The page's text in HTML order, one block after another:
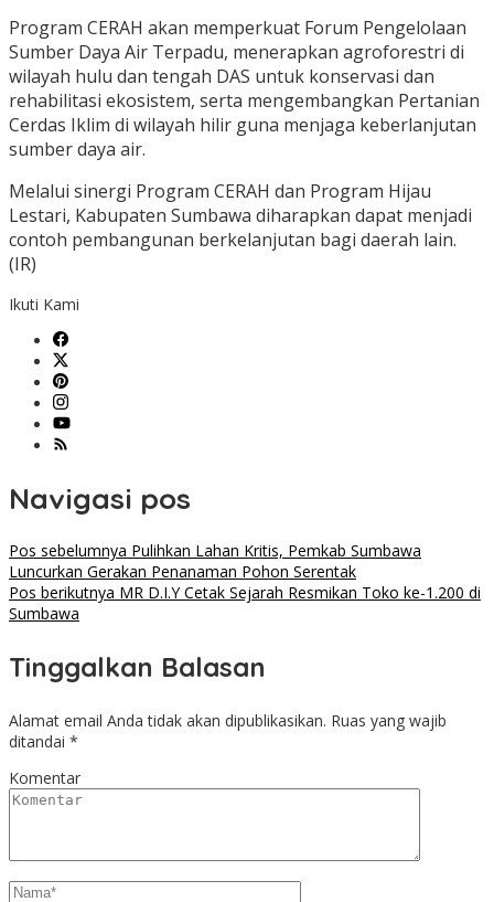
Program CERAH akan memperkuat Forum Pengelolaan
Sumber Daya Air Terpadu, menerapkan agroforestri di
wilayah hulu dan tengah DAS untuk konservasi dan
rehabilitasi ekosistem, serta mengembangkan Pertanian
Cerdas Iklim di wilayah hilir guna menjaga keberlanjutan
sumber daya air.
Melalui sinergi Program CERAH dan Program Hijau
Lestari, Kabupaten Sumbawa diharapkan dapat menjadi
contoh pembangunan berkelanjutan bagi daerah lain.
(IR)
Ikuti Kami
Navigasi pos
Pos sebelumnya Pulihkan Lahan Kritis, Pemkab Sumbawa
Luncurkan Gerakan Penanaman Pohon Serentak
Pos berikutnya MR D.I.Y Cetak Sejarah Resmikan Toko ke-1.200 di
Sumbawa
Tinggalkan Balasan
Alamat email Anda tidak akan dipublikasikan. Ruas yang wajib
ditandai *
Komentar